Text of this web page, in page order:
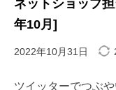
ネットショップ
年10月]
2022年10月31日
ツイッターでつぶ